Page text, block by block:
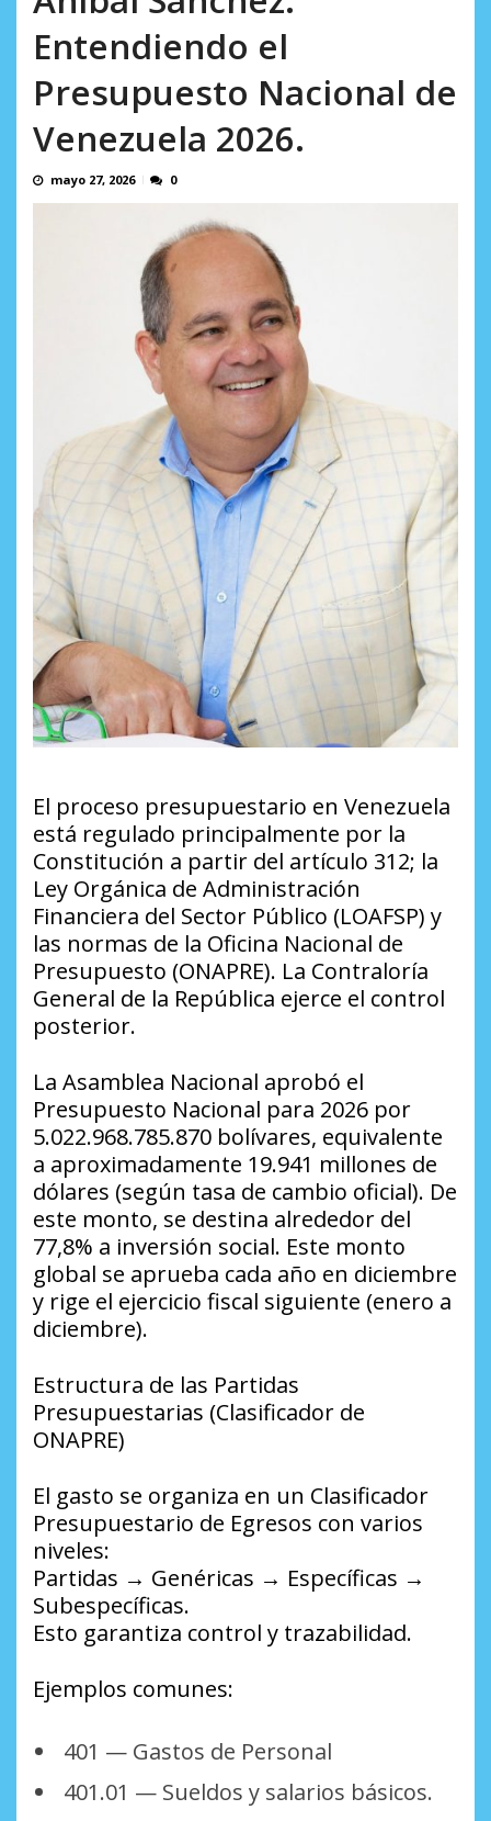
Entendiendo el
Presupuesto Nacional de
Venezuela 2026.
mayo 27, 2026 0
El proceso presupuestario en Venezuela
está regulado principalmente por la
Constitución a partir del artículo 312; la
Ley Orgánica de Administración
Financiera del Sector Público (LOAFSP) y
las normas de la Oficina Nacional de
Presupuesto (ONAPRE). La Contraloría
General de la República ejerce el control
posterior.
La Asamblea Nacional aprobó el
Presupuesto Nacional para 2026 por
5.022.968.785.870 bolívares, equivalente
a aproximadamente 19.941 millones de
dólares (según tasa de cambio oficial). De
este monto, se destina alrededor del
77,8% a inversión social. Este monto
global se aprueba cada año en diciembre
y rige el ejercicio fiscal siguiente (enero a
diciembre).
Estructura de las Partidas
Presupuestarias (Clasificador de
ONAPRE)
El gasto se organiza en un Clasificador
Presupuestario de Egresos con varios
niveles:
Partidas → Genéricas → Específicas →
Subespecíficas.
Esto garantiza control y trazabilidad.
Ejemplos comunes:
401 — Gastos de Personal
401.01 — Sueldos y salarios básicos.